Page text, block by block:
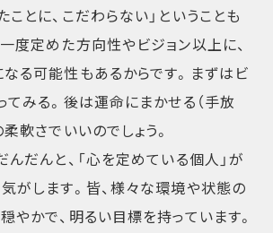
ことに、こだわらない」ということも
度定めた方向性やビジョン以上に、
る可能性もあるからです。まずはビ
てみる。後は運命にまかせる（手放
柔軟さでいいのでしょう。
んだんと、「心を定めている個人」が
がします。皆、様々な環境や状態の
やかで、明るい目標を持っています。